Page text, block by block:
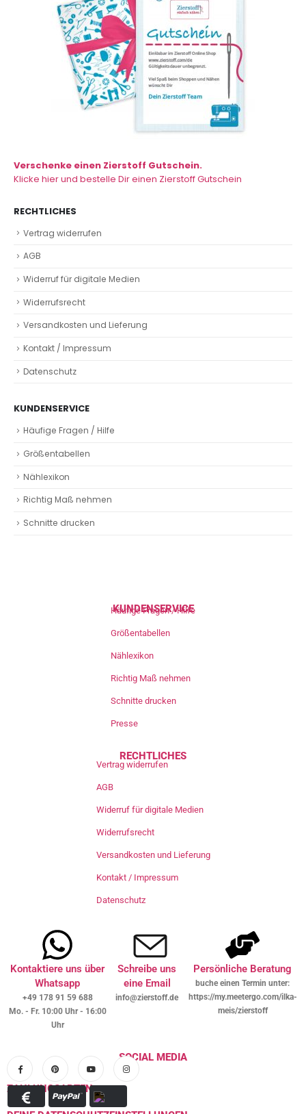
Verschenke einen Zierstoff Gutschein.
Klicke hier und bestelle Dir einen Zierstoff Gutschein
RECHTLICHES
Vertrag widerrufen
AGB
Widerruf für digitale Medien
Widerrufsrecht
Versandkosten und Lieferung
Kontakt / Impressum
Datenschutz
KUNDENSERVICE
Häufige Fragen / Hilfe
Größentabellen
Nählexikon
Richtig Maß nehmen
Schnitte drucken
KUNDENSERVICE
Häufige Fragen / Hilfe
Größentabellen
Nählexikon
Richtig Maß nehmen
Schnitte drucken
Presse
RECHTLICHES
Vertrag widerrufen
AGB
Widerruf für digitale Medien
Widerrufsrecht
Versandkosten und Lieferung
Kontakt / Impressum
Datenschutz
Kontaktiere uns über
Whatsapp
+49 178 91 59 688
Mo. - Fr. 10:00 Uhr - 16:00
Uhr
Schreibe uns
eine Email
info@zierstoff.de
Persönliche Beratung
buche einen Termin unter:
https://my.meetergo.com/ilka-
meis/zierstoff
SOCIAL MEDIA
ZAHLUNGSARTEN